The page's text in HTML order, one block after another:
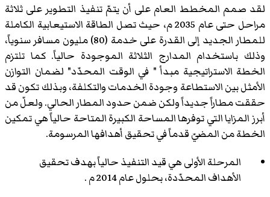
لقد صمم المخطط العام على أن يتمّ تنفيذ التطوير على ثلاثة
مراحل حتى عام 2035 م، حيث تصل الطاقة الاستيعابية الكاملة
للمطار الجديد إلى القدرة على خدمة (80) مليون مسافر سنوياً،
وذلك باستخدام المدارج الثلاثة الموجودة حالياً. كما تلتزم
الخطة الاستراتيجية مبدأ " في الوقت المحدّد" لضمان التوازن
الأمثل بين الاستطاعة وجودة الخدمات والتكلفة، وبذلك تكون قد
حققت مطاراً جديداً ولكن ضمن حدود المطار الحالي. ولعلّ من
أبرز المزايا التي توفرها المساحة الكبيرة المتاحة حالياً هي تمكين
الخطة من المضيّ قدماً في تحقيق أهدافها المرسومة.
المرحلة الأولى هي قيد التنفيذ حالياً بهدف تحقيق
الأهداف المحدّدة، بحلول عام 2014 م .